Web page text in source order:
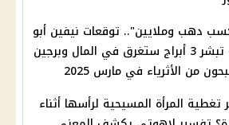
دهب وملايين".. توقعات نيفين أبو
شالة تبشر 3 أبراج ستغرق في المال وبرجين
من الأثرياء في مارس 2025
تغطية المرأة المسيحية لرأسها أثناء